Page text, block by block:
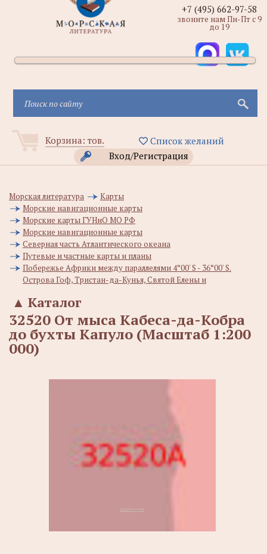
Корзина: тов.
Список желаний
Вход/Регистрация
+7 (495) 662-97-58
звоните нам Пн-Пт с 9
до 19
Морская литература
Карты
Морские навигационные карты
Морские карты ГУНиО МО РФ
Морские навигационные карты
Северная часть Атлантического океана
Путевые и частные карты и планы
Побережье Африки между параллелями 4°00' S - 36°00' S.
Острова Гоф, Тристан-да-Кунья, Святой Елены и
Каталог
▲
32520 От мыса Кабеса-да-Кобра
до бухты Капуло (Масштаб 1:200
000)